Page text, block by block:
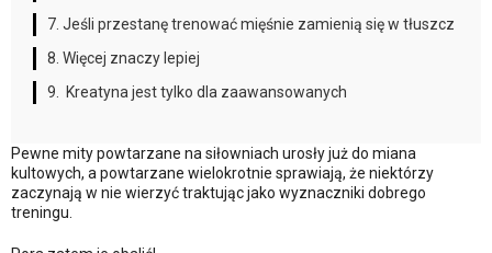
7. Jeśli przestanę trenować mięśnie zamienią się w tłuszcz
8. Więcej znaczy lepiej
9. Kreatyna jest tylko dla zaawansowanych
Pewne mity powtarzane na siłowniach urosły już do miana
kultowych, a powtarzane wielokrotnie sprawiają, że niektórzy
zaczynają w nie wierzyć traktując jako wyznaczniki dobrego
treningu.